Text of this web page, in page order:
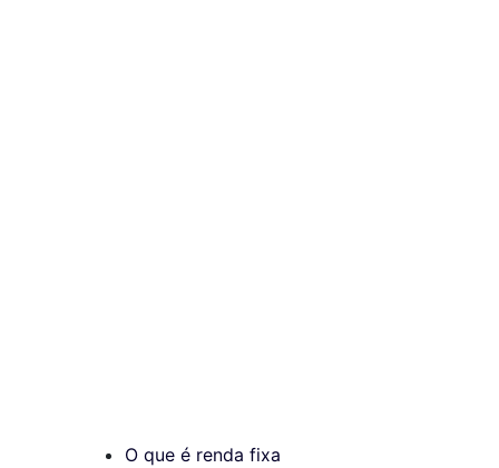
O que é renda fixa